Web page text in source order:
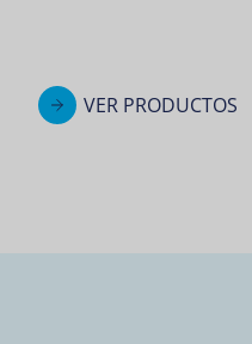
VER PRODUCTOS